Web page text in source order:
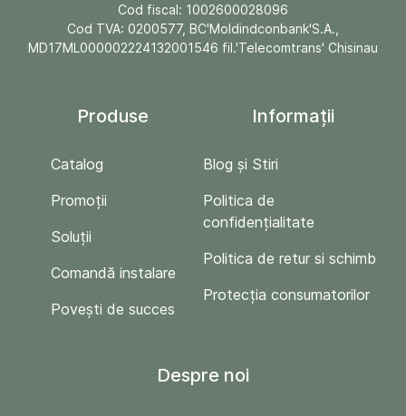
Cod fiscal: 1002600028096
Cod TVA: 0200577, BC'Moldindconbank'S.A.,
MD17ML000002224132001546 fil.'Telecomtrans' Chisinau
Produse
Catalog
Promoții
Soluții
Comandă instalare
Povești de succes
Informații
Blog și Stiri
Politica de
confidențialitate
Politica de retur si schimb
Protecția consumatorilor
Despre noi